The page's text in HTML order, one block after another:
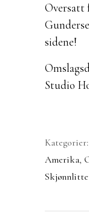
Oversatt
sidene!
Studio
Kategorier:
Amerika,